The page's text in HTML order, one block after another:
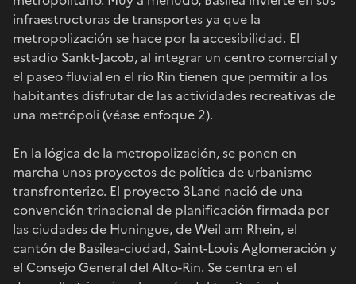
infraestructuras de transportes ya que la
metropolización se hace por la accesibilidad. El
estadio Sankt-Jacob, al integrar un centro comercial y
el paseo fluvial en el río Rin tienen que permitir a los
habitantes disfrutar de las actividades recreativas de
una metrópoli (véase enfoque 2).
En la lógica de la metropolización, se ponen en
marcha unos proyectos de política de urbanismo
transfronterizo. El proyecto 3Land nació de una
convención trinacional de planificación firmada por
las ciudades de Huningue, de Weil am Rhein, el
cantón de Basilea-ciudad, Saint-Louis Aglomeración y
el Consejo General del Alto-Rin. Se centra en el